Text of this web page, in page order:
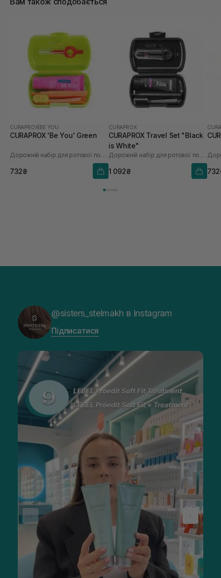
CURAPROX BE YOU
CURAPROX 'Be You' Green
Дорожній набір для ротової порожнини
732₴
CURAPROX
CURAPROX Travel Set "Black
is White"
Дорожній набір для ротової порожнини
1 092₴
@sisters_stelmakh в Instagram
Підписатися